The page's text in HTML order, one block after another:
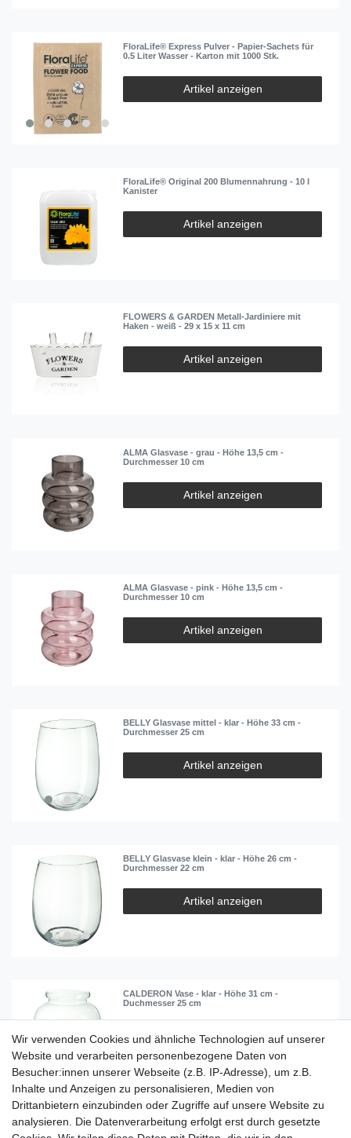
FloraLife® Express Pulver - Papier-Sachets für
0.5 Liter Wasser - Karton mit 1000 Stk.
Artikel anzeigen
FloraLife® Original 200 Blumennahrung - 10 l
Kanister
Artikel anzeigen
FLOWERS & GARDEN Metall-Jardiniere mit
Haken - weiß - 29 x 15 x 11 cm
Artikel anzeigen
ALMA Glasvase - grau - Höhe 13,5 cm -
Durchmesser 10 cm
Artikel anzeigen
ALMA Glasvase - pink - Höhe 13,5 cm -
Durchmesser 10 cm
Artikel anzeigen
BELLY Glasvase mittel - klar - Höhe 33 cm -
Durchmesser 25 cm
Artikel anzeigen
BELLY Glasvase klein - klar - Höhe 26 cm -
Durchmesser 22 cm
Artikel anzeigen
CALDERON Vase - klar - Höhe 31 cm -
Duchmesser 25 cm
Artikel anzeigen
BOTTLE Glasvase - eisblau - Höhe 20 cm -
Wir verwenden Cookies und ähnliche Technologien auf unserer
Website und verarbeiten personenbezogene Daten von
Besucher:innen unserer Webseite (z.B. IP-Adresse), um z.B.
Inhalte und Anzeigen zu personalisieren, Medien von
Drittanbietern einzubinden oder Zugriffe auf unsere Website zu
analysieren. Die Datenverarbeitung erfolgt erst durch gesetzte